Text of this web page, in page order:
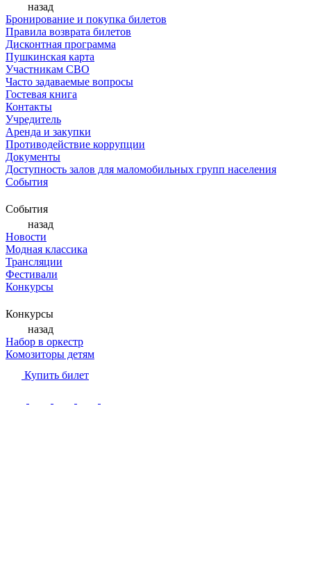
назад
Бронирование и покупка билетов
Правила возврата билетов
Дисконтная программа
Пушкинская карта
Участникам СВО
Часто задаваемые вопросы
Гостевая книга
Контакты
Учредитель
Аренда и закупки
Противодействие коррупции
Документы
Доступность залов для маломобильных групп населения
События
События
назад
Новости
Модная классика
Трансляции
Фестивали
Конкурсы
Конкурсы
назад
Набор в оркестр
Комозиторы детям
Купить билет